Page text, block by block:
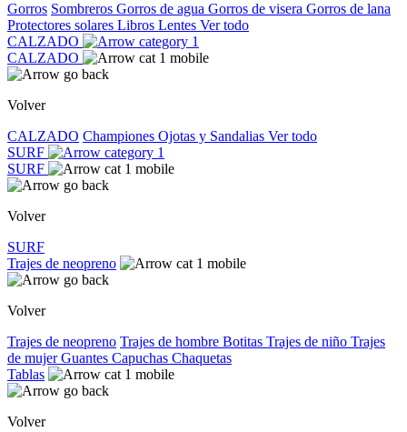
Gorros Sombreros Gorros de agua Gorros de visera Gorros de lana
Protectores solares Libros Lentes Ver todo
CALZADO
CALZADO
Volver
CALZADO Championes Ojotas y Sandalias Ver todo
SURF
SURF
Volver
SURF
Trajes de neopreno
Volver
Trajes de neopreno Trajes de hombre Botitas Trajes de niño Trajes
de mujerGuantes Capuchas Chaquetas
Tablas
Volver